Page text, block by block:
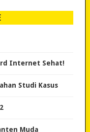
Internet Sehat!
Studi Kasus
Muda